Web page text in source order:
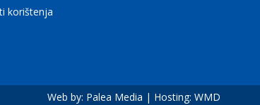
korištenja
Web by: Palea Media | Hosting: WMD